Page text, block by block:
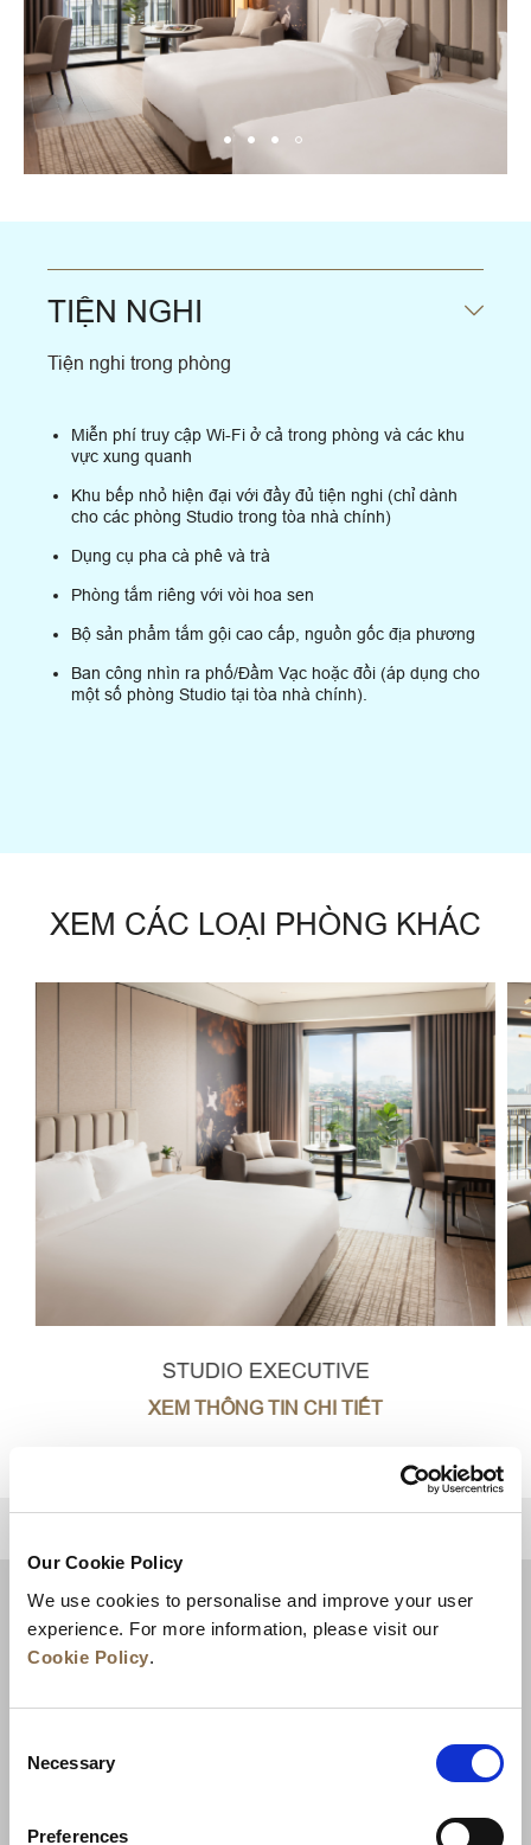
Our Cookie Policy
We use cookies to personalise and improve your user
experience. For more information, please visit our
Cookie Policy.
Selection
Necessary
Preferences
TIỆN NGHI
Tiện nghi trong phòng
Miễn phí truy cập Wi-Fi ở cả trong phòng và các khu
vực xung quanh
Khu bếp nhỏ hiện đại với đầy đủ tiện nghi (chỉ dành
cho các phòng Studio trong tòa nhà chính)
Dụng cụ pha cà phê và trà
Phòng tắm riêng với vòi hoa sen
Bộ sản phẩm tắm gội cao cấp, nguồn gốc địa phương
Ban công nhìn ra phố/Đầm Vạc hoặc đồi (áp dụng cho
một số phòng Studio tại tòa nhà chính).
XEM CÁC LOẠI PHÒNG KHÁC
STUDIO EXECUTIVE
XEM THÔNG TIN CHI TIẾT